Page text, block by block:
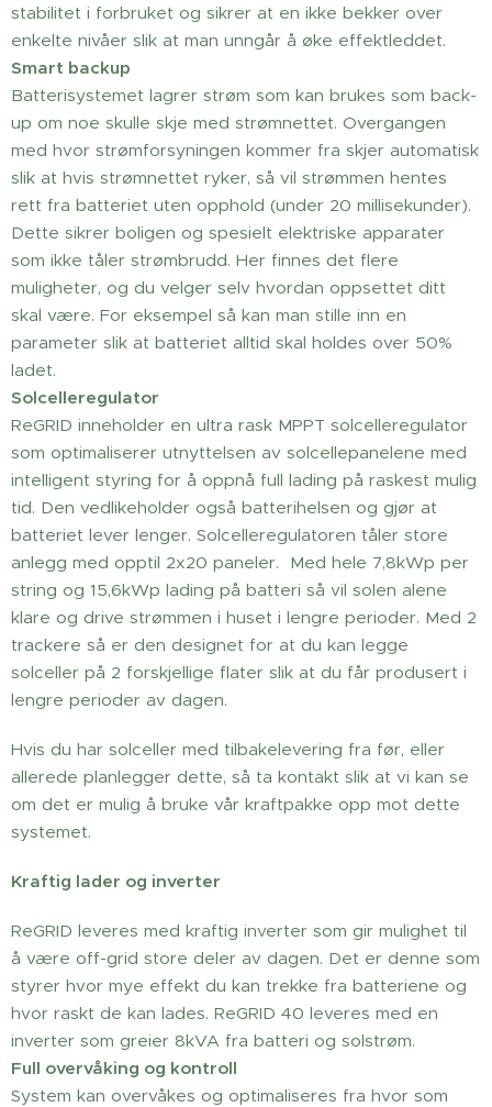
stabilitet i forbruket og sikrer at en ikke bekker over
enkelte nivåer slik at man unngår å øke effektleddet.
Smart backup
Batterisystemet lagrer strøm som kan brukes som back-
up om noe skulle skje med strømnettet. Overgangen
med hvor strømforsyningen kommer fra skjer automatisk
slik at hvis strømnettet ryker, så vil strømmen hentes
rett fra batteriet uten opphold (under 20 millisekunder).
Dette sikrer boligen og spesielt elektriske apparater
som ikke tåler strømbrudd. Her finnes det flere
muligheter, og du velger selv hvordan oppsettet ditt
skal være. For eksempel så kan man stille inn en
parameter slik at batteriet alltid skal holdes over 50%
ladet.
Solcelleregulator
ReGRID inneholder en ultra rask MPPT solcelleregulator
som optimaliserer utnyttelsen av solcellepanelene med
intelligent styring for å oppnå full lading på raskest mulig
tid. Den vedlikeholder også batterihelsen og gjør at
batteriet lever lenger. Solcelleregulatoren tåler store
anlegg med opptil 2x20 paneler. Med hele 7,8kWp per
string og 15,6kWp lading på batteri så vil solen alene
klare og drive strømmen i huset i lengre perioder. Med 2
trackere så er den designet for at du kan legge
solceller på 2 forskjellige flater slik at du får produsert i
lengre perioder av dagen.
Hvis du har solceller med tilbakelevering fra før, eller
allerede planlegger dette, så ta kontakt slik at vi kan se
om det er mulig å bruke vår kraftpakke opp mot dette
systemet.
Kraftig lader og inverter
ReGRID leveres med kraftig inverter som gir mulighet til
å være off-grid store deler av dagen. Det er denne som
styrer hvor mye effekt du kan trekke fra batteriene og
hvor raskt de kan lades. ReGRID 40 leveres med en
inverter som greier 8kVA fra batteri og solstrøm.
Full overvåking og kontroll
System kan overvåkes og optimaliseres fra hvor som